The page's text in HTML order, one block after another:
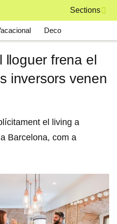
Sections
Deco
lloguer frena el
inversors venen
el living a
Barcelona, com a